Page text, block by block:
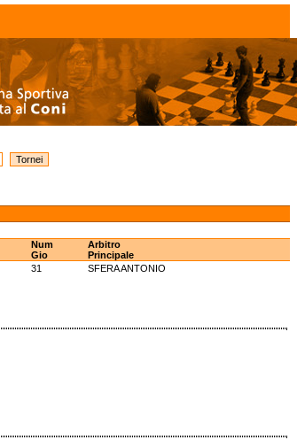
Num
Gio
Arbitro
Principale
31
SFERA ANTONIO